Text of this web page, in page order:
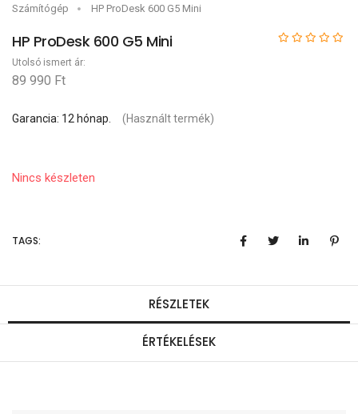
Számítógép HP ProDesk 600 G5 Mini
HP ProDesk 600 G5 Mini
Utolsó ismert ár:
89 990 Ft
Garancia: 12 hónap. (Használt termék)
Nincs készleten
TAGS:
RÉSZLETEK
ÉRTÉKELÉSEK